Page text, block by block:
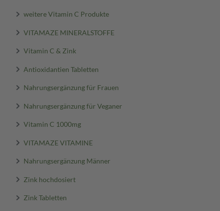
weitere Vitamin C Produkte
VITAMAZE MINERALSTOFFE
Vitamin C & Zink
Antioxidantien Tabletten
Nahrungsergänzung für Frauen
Nahrungsergänzung für Veganer
Vitamin C 1000mg
VITAMAZE VITAMINE
Nahrungsergänzung Männer
Zink hochdosiert
Zink Tabletten